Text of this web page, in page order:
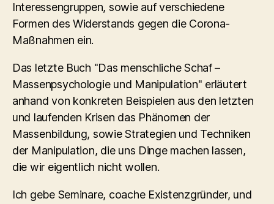
Interessengruppen, sowie auf verschiedene
Formen des Widerstands gegen die Corona-
Maßnahmen ein.
Das letzte Buch "Das menschliche Schaf –
Massenpsychologie und Manipulation" erläutert
anhand von konkreten Beispielen aus den letzten
und laufenden Krisen das Phänomen der
Massenbildung, sowie Strategien und Techniken
der Manipulation, die uns Dinge machen lassen,
die wir eigentlich nicht wollen.
Ich gebe Seminare, coache Existenzgründer, und